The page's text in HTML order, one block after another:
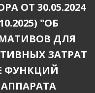
ОТ 30.05.2024
"ОБ
ДЛЯ
ЗАТРАТ
ФУНКЦИЙ